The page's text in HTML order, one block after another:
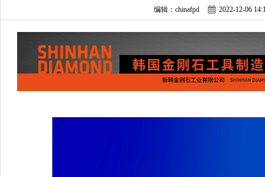
编辑：chinafpd 2022-12-06